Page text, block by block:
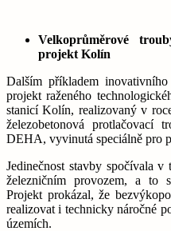
Velkoprůměrové
projekt Kolín
Dalším příkladem
projekt raženého
stanicí Kolín, realizovaný v
železobetonová protlačovací
DEHA, vyvinutá speciálně pro
Jedinečnost stavby spočívala
železničním provozem, a to
Projekt prokázal, že
realizovat i technicky náročné
územích.